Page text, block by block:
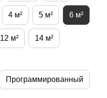
4 м² 5 м² 6 м²
12 м² 14 м²
Программированный